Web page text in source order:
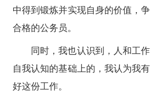
中得到锻炼并实现自身的价值，
合格的公务员。
同时，我也认识到，人和工
自我认知的基础上的，我认为我
好这份工作。